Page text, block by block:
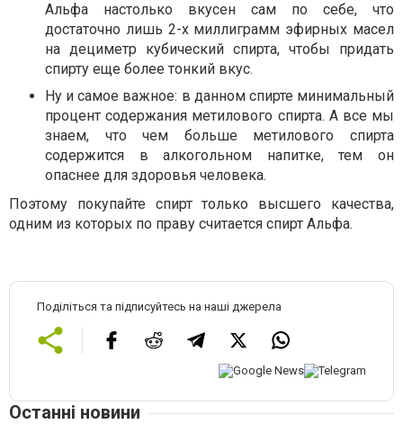
Альфа настолько вкусен сам по себе, что
достаточно лишь 2-х миллиграмм эфирных масел
на дециметр кубический спирта, чтобы придать
спирту еще более тонкий вкус.
Ну и самое важное: в данном спирте минимальный
процент содержания метилового спирта. А все мы
знаем, что чем больше метилового спирта
содержится в алкогольном напитке, тем он
опаснее для здоровья человека.
Поэтому покупайте спирт только высшего качества,
одним из которых по праву считается спирт Альфа.
Поділіться та підписуйтесь на наші джерела
Останні новини